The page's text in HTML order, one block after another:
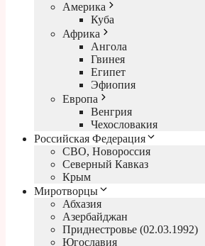
Америка
Куба
Африка
Ангола
Гвинея
Египет
Эфиопия
Европа
Венгрия
Чехословакия
Российская Федерация
СВО, Новороссия
Северный Кавказ
Крым
Миротворцы
Абхазия
Азербайджан
Приднестровье (02.03.1992)
Югославия